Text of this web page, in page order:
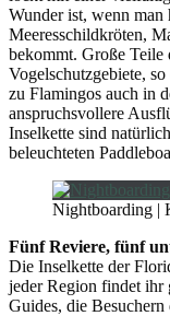
Wunder ist, wenn
Meeresschildkröten,
bekommt. Große
Vogelschutzgebiete,
zu Flamingos auch in
anspruchsvollere
Inselkette sind
beleuchteten
Nightboarding |
Fünf Reviere, fünf
Die Inselkette der
jeder Region findet ihr
Guides, die